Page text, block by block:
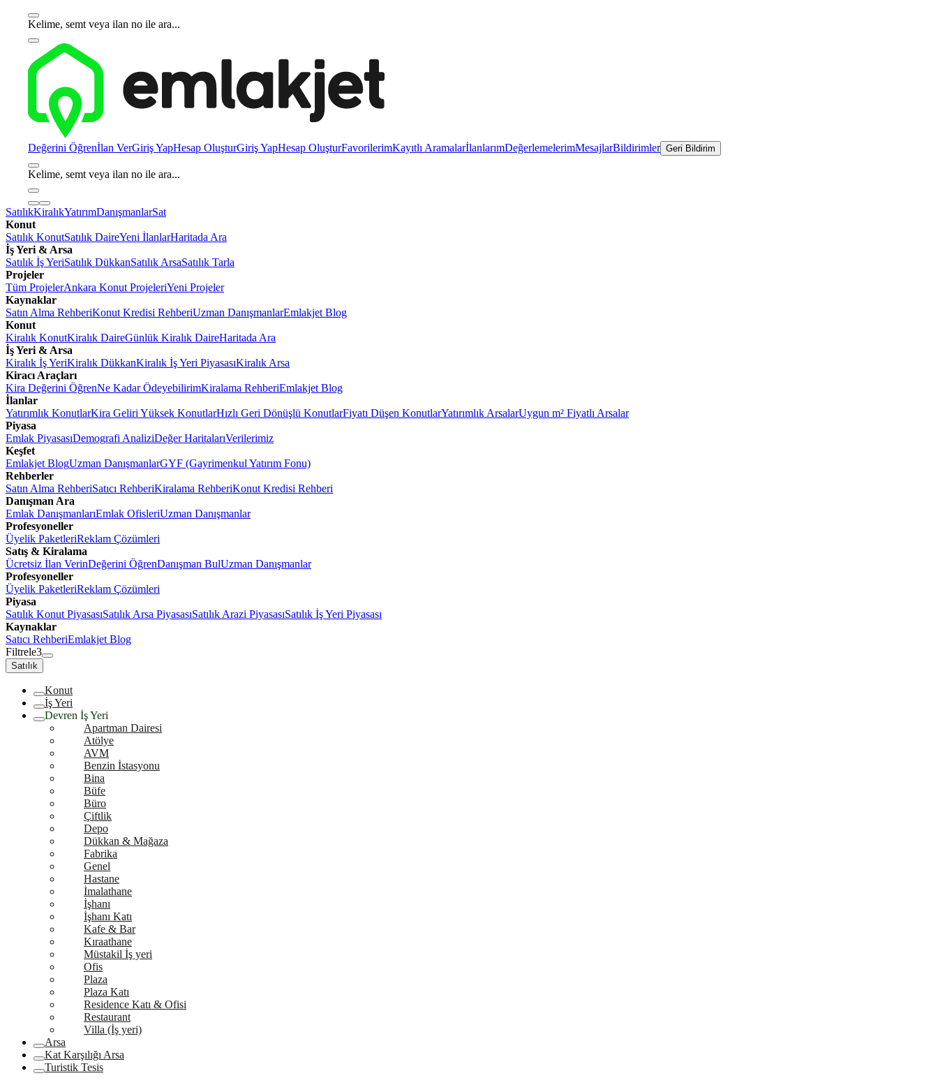
Kelime, semt veya ilan no ile ara...
Değerini Öğrenİlan VerGiriş YapHesap OluşturGiriş YapHesap OluşturFavorilerimKayıtlı AramalarİlanlarımDeğerlemelerimMesajlarBildirimler Geri Bildirim
Kelime, semt veya ilan no ile ara...
SatılıkKiralıkYatırımDanışmanlarSat
Konut
Satılık KonutSatılık DaireYeni İlanlarHaritada Ara
İş Yeri & Arsa
Satılık İş YeriSatılık DükkanSatılık ArsaSatılık Tarla
Projeler
Tüm ProjelerAnkara Konut ProjeleriYeni Projeler
Kaynaklar
Satın Alma RehberiKonut Kredisi RehberiUzman DanışmanlarEmlakjet Blog
Konut
Kiralık KonutKiralık DaireGünlük Kiralık DaireHaritada Ara
İş Yeri & Arsa
Kiralık İş YeriKiralık DükkanKiralık İş Yeri PiyasasıKiralık Arsa
Kiracı Araçları
Kira Değerini ÖğrenNe Kadar ÖdeyebilirimKiralama RehberiEmlakjet Blog
İlanlar
Yatırımlık KonutlarKira Geliri Yüksek KonutlarHızlı Geri Dönüşlü KonutlarFiyatı Düşen KonutlarYatırımlık ArsalarUygun m² Fiyatlı Arsalar
Piyasa
Emlak PiyasasıDemografi AnaliziDeğer HaritalarıVerilerimiz
Keşfet
Emlakjet BlogUzman DanışmanlarGYF (Gayrimenkul Yatırım Fonu)
Rehberler
Satın Alma RehberiSatıcı RehberiKiralama RehberiKonut Kredisi Rehberi
Danışman Ara
Emlak DanışmanlarıEmlak OfisleriUzman Danışmanlar
Profesyoneller
Üyelik PaketleriReklam Çözümleri
Satış & Kiralama
Ücretsiz İlan VerinDeğerini ÖğrenDanışman BulUzman Danışmanlar
Profesyoneller
Üyelik PaketleriReklam Çözümleri
Piyasa
Satılık Konut PiyasasıSatılık Arsa PiyasasıSatılık Arazi PiyasasıSatılık İş Yeri Piyasası
Kaynaklar
Satıcı RehberiEmlakjet Blog
Filtrele3
Satılık
Konut
İş Yeri
Devren İş Yeri
Apartman Dairesi
Atölye
AVM
Benzin İstasyonu
Bina
Büfe
Büro
Çiftlik
Depo
Dükkan & Mağaza
Fabrika
Genel
Hastane
İmalathane
İşhanı
İşhanı Katı
Kafe & Bar
Kıraathane
Müstakil İş yeri
Ofis
Plaza
Plaza Katı
Residence Katı & Ofisi
Restaurant
Villa (İş yeri)
Arsa
Kat Karşılığı Arsa
Turistik Tesis